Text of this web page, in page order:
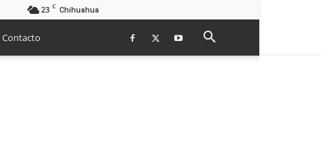
23 C Chihuahua
Contacto